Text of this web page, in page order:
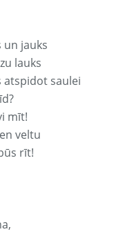
un jauks
lauks
atspidot saulei
mīt!
veltu
rīt!